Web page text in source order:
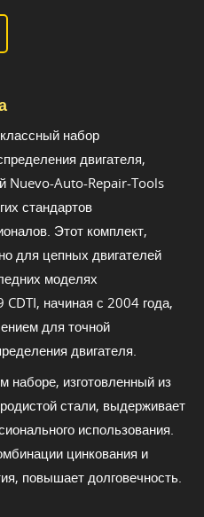
набор
двигателя,
Nuevo-Auto-Repair-Tools
стандартов
Этот комплект,
для цепных двигателей
моделях
начиная с 2004 года,
для точной
двигателя.
наборе, изготовленный из
стали, выдерживает
использования.
цинкования и
повышает долговечность.